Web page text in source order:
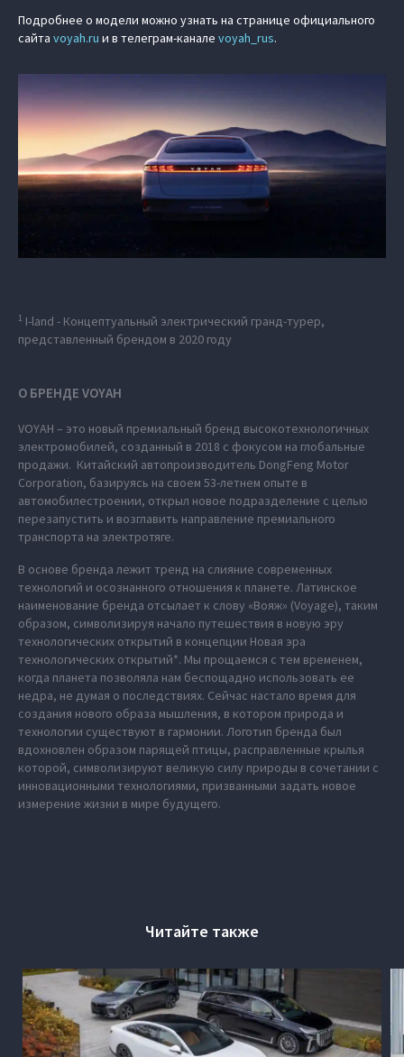
Подробнее о модели можно узнать на странице официального
сайта voyah.ru и в телеграм-канале voyah_rus.
1 I-land - Концептуальный электрический гранд-турер,
представленный брендом в 2020 году
О БРЕНДЕ VOYAH
VOYAH – это новый премиальный бренд высокотехнологичных
электромобилей, созданный в 2018 с фокусом на глобальные
продажи. Китайский автопроизводитель DongFeng Motor
Corporation, базируясь на своем 53-летнем опыте в
автомобилестроении, открыл новое подразделение с целью
перезапустить и возглавить направление премиального
транспорта на электротяге.
В основе бренда лежит тренд на слияние современных
технологий и осознанного отношения к планете. Латинское
наименование бренда отсылает к слову «Вояж» (Voyage), таким
образом, символизируя начало путешествия в новую эру
технологических открытий в концепции Новая эра
технологических открытий*. Мы прощаемся с тем временем,
когда планета позволяла нам беспощадно использовать ее
недра, не думая о последствиях. Сейчас настало время для
создания нового образа мышления, в котором природа и
технологии существуют в гармонии. Логотип бренда был
вдохновлен образом парящей птицы, расправленные крылья
которой, символизируют великую силу природы в сочетании с
инновационными технологиями, призванными задать новое
измерение жизни в мире будущего.
Читайте также